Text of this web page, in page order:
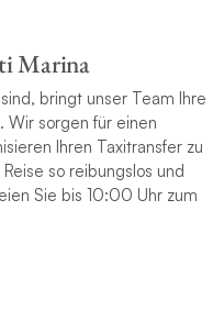
Marina
bringt unser Team Ihre
Wir sorgen für einen
Ihren Taxitransfer zu
so reibungslos und
Sie bis 10:00 Uhr zum